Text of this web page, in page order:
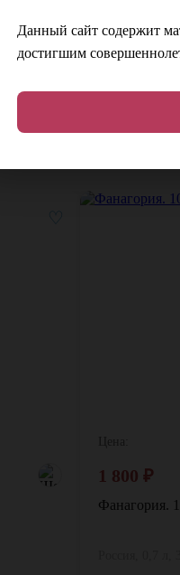
♡
1 800 ₽
Фанагория.
Данный сайт содержит
достигшим